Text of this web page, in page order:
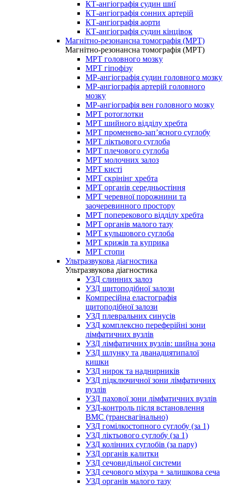
КТ-ангіографія судин шиї
КТ-ангіографія сонних артерій
КТ-ангіографія аорти
КТ-ангіографія судин кінцівок
Магнітно-резонансна томографія (МРТ)
Магнітно-резонансна томографія (МРТ)
МРТ головного мозку
МРТ гіпофізу
МР-ангіографія судин головного мозку
МР-ангіографія артерій головного
мозку
МР-ангіографія вен головного мозку
МРТ ротоглотки
МРТ шийного відділу хребта
МРТ променево-зап’ясного суглобу
МРТ ліктьового суглоба
МРТ плечового суглоба
МРТ молочних залоз
МРТ кисті
МРТ скрінінг хребта
МРТ органів середньостіння
МРТ черевної порожнини та
заочеревинного простору
МРТ поперекового відділу хребта
МРТ органів малого тазу
МРТ кульшового суглоба
МРТ крижів та куприка
МРТ стопи
Ультразвукова діагностика
Ультразвукова діагностика
УЗД слинних залоз
УЗД щитоподібної залози
Компресійна еластографія
щитоподібної залози
УЗД плевральних синусів
УЗД комплексно переферійні зони
лімфатичних вузлів
УЗД лімфатичних вузлів: шийна зона
УЗД шлунку та дванадцятипалої
кишки
УЗД нирок та наднирників
УЗД підключичної зони лімфатичних
вузлів
УЗД пахової зони лімфатичних вузлів
УЗД-контроль після встановлення
ВМС (трансвагінально)
УЗД гомілкостопного суглобу (за 1)
УЗД ліктьового суглобу (за 1)
УЗД колінних суглобів (за пару)
УЗД органів калитки
УЗД сечовидільної системи
УЗД сечового міхура + залишкова сеча
УЗД органів малого тазу